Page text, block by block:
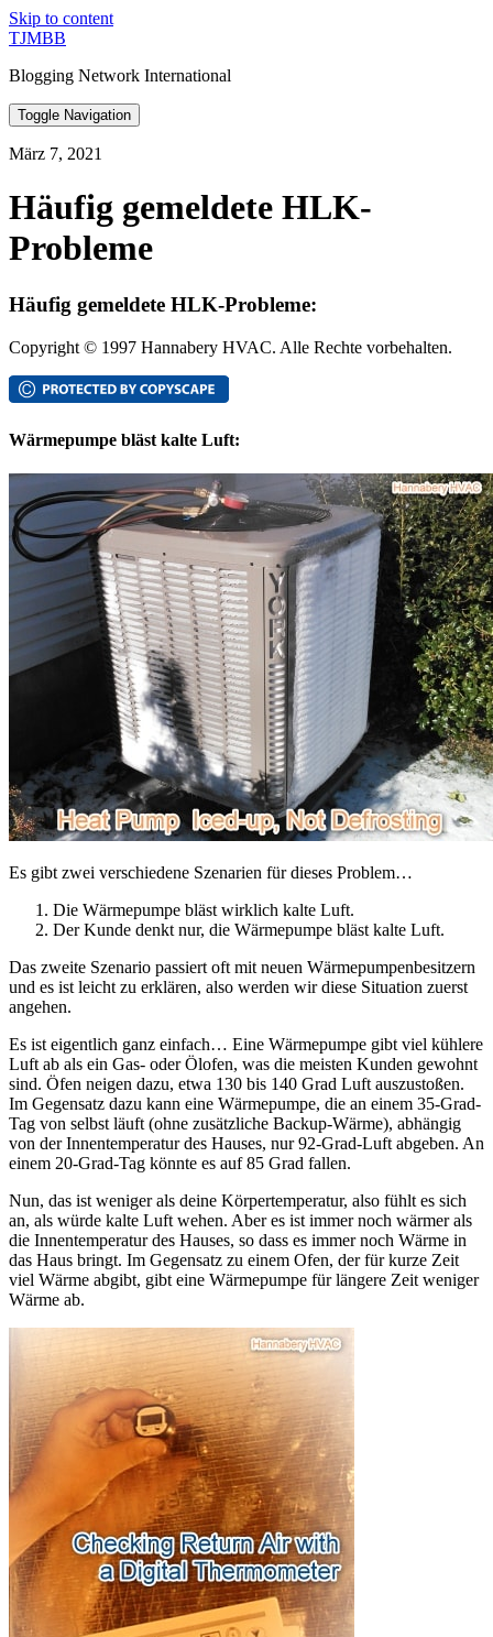
Skip to content
TJMBB
Blogging Network International
Toggle Navigation
März 7, 2021
Häufig gemeldete HLK-
Probleme
Häufig gemeldete HLK-Probleme:
Copyright © 1997 Hannabery HVAC. Alle Rechte vorbehalten.
Wärmepumpe bläst kalte Luft:
Es gibt zwei verschiedene Szenarien für dieses Problem…
Die Wärmepumpe bläst wirklich kalte Luft.
Der Kunde denkt nur, die Wärmepumpe bläst kalte Luft.
Das zweite Szenario passiert oft mit neuen Wärmepumpenbesitzern
und es ist leicht zu erklären, also werden wir diese Situation zuerst
angehen.
Es ist eigentlich ganz einfach… Eine Wärmepumpe gibt viel kühlere
Luft ab als ein Gas- oder Ölofen, was die meisten Kunden gewohnt
sind. Öfen neigen dazu, etwa 130 bis 140 Grad Luft auszustoßen.
Im Gegensatz dazu kann eine Wärmepumpe, die an einem 35-Grad-
Tag von selbst läuft (ohne zusätzliche Backup-Wärme), abhängig
von der Innentemperatur des Hauses, nur 92-Grad-Luft abgeben. An
einem 20-Grad-Tag könnte es auf 85 Grad fallen.
Nun, das ist weniger als deine Körpertemperatur, also fühlt es sich
an, als würde kalte Luft wehen. Aber es ist immer noch wärmer als
die Innentemperatur des Hauses, so dass es immer noch Wärme in
das Haus bringt. Im Gegensatz zu einem Ofen, der für kurze Zeit
viel Wärme abgibt, gibt eine Wärmepumpe für längere Zeit weniger
Wärme ab.